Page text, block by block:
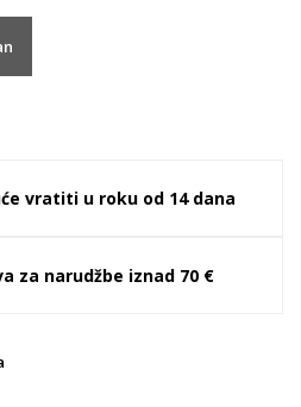
vratiti u roku od 14 dana
za narudžbe iznad 70 €